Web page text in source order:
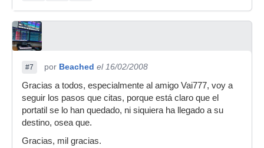
#7 por Beached el 16/02/2008
Gracias a todos, especialmente al amigo Vai777, voy a
seguir los pasos que citas, porque está claro que el
portatil se lo han quedado, ni siquiera ha llegado a su
destino, osea que.
Gracias, mil gracias.